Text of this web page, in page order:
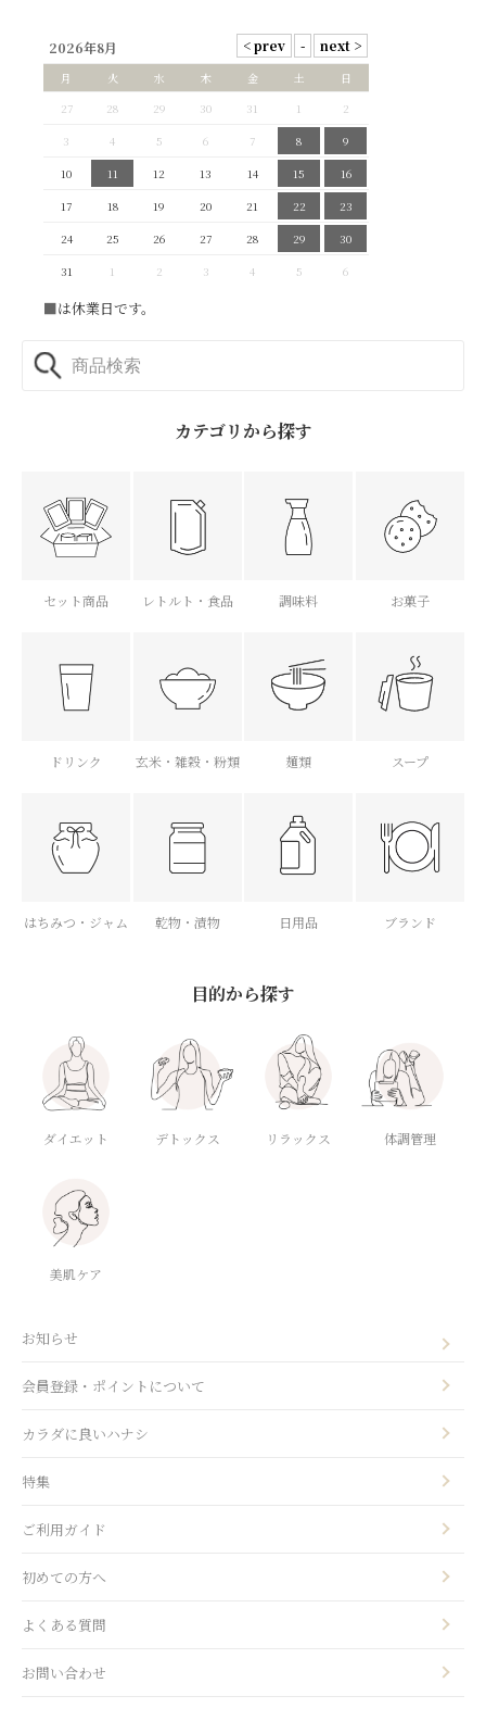
2026年8月
月 火 水 木 金 土
日
27
28 29 30 31 1
2
3
4 5 6 7 8
9
10
11 12 13 14 15
16
17
18 19 20 21 22
23
24
25 26 27 28 29
30
31
1 2 3 4 5 6
■は休業日です。
カテゴリから探す
セット商品 レトルト・食品 調味料 お菓子
ドリンク 玄米・雑穀・粉類 麺類 スープ
はちみつ・ジャム 乾物・漬物 日用品 ブランド
目的から探す
ダイエット デトックス リラックス 体調管理
美肌ケア
お知らせ
会員登録・ポイントについて
カラダに良いハナシ
特集
ご利用ガイド
初めての方へ
よくある質問
お問い合わせ